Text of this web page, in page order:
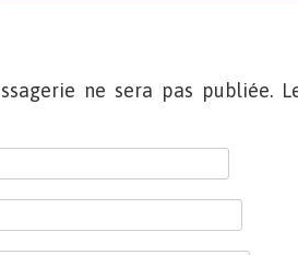
ne sera pas publiée.